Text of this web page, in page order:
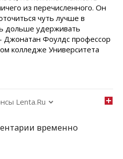
из перечисленного. Он
чуть лучше в
дольше удерживать
Джонатан Фоулдс профессор
колледже Университета
Lenta.Ru
временно